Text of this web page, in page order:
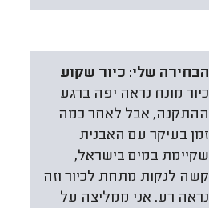
הבחירה שלי: כיור שקוע
כיור מונח נראה יפה ברגע
ההתקנה, אבל לאחר כמה
זמן בעיקר עם האבנית
שקיימת במים בישראל,
קשה לנקות מתחת לכיור וזה
נראה רע. אני ממליצה על